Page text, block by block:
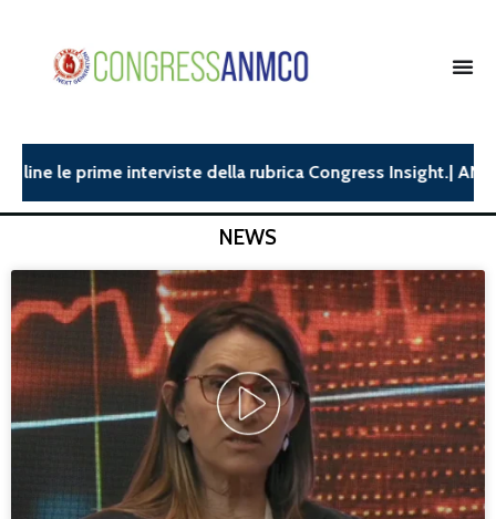
prime interviste della rubrica Congress Insight.|
NEWS